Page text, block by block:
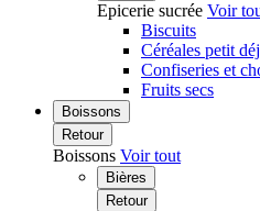
Epicerie sucrée Voir
Biscuits
Céréales petit
Confiseries et
Fruits secs
Boissons
Retour
Boissons Voir tout
Bières
Retour